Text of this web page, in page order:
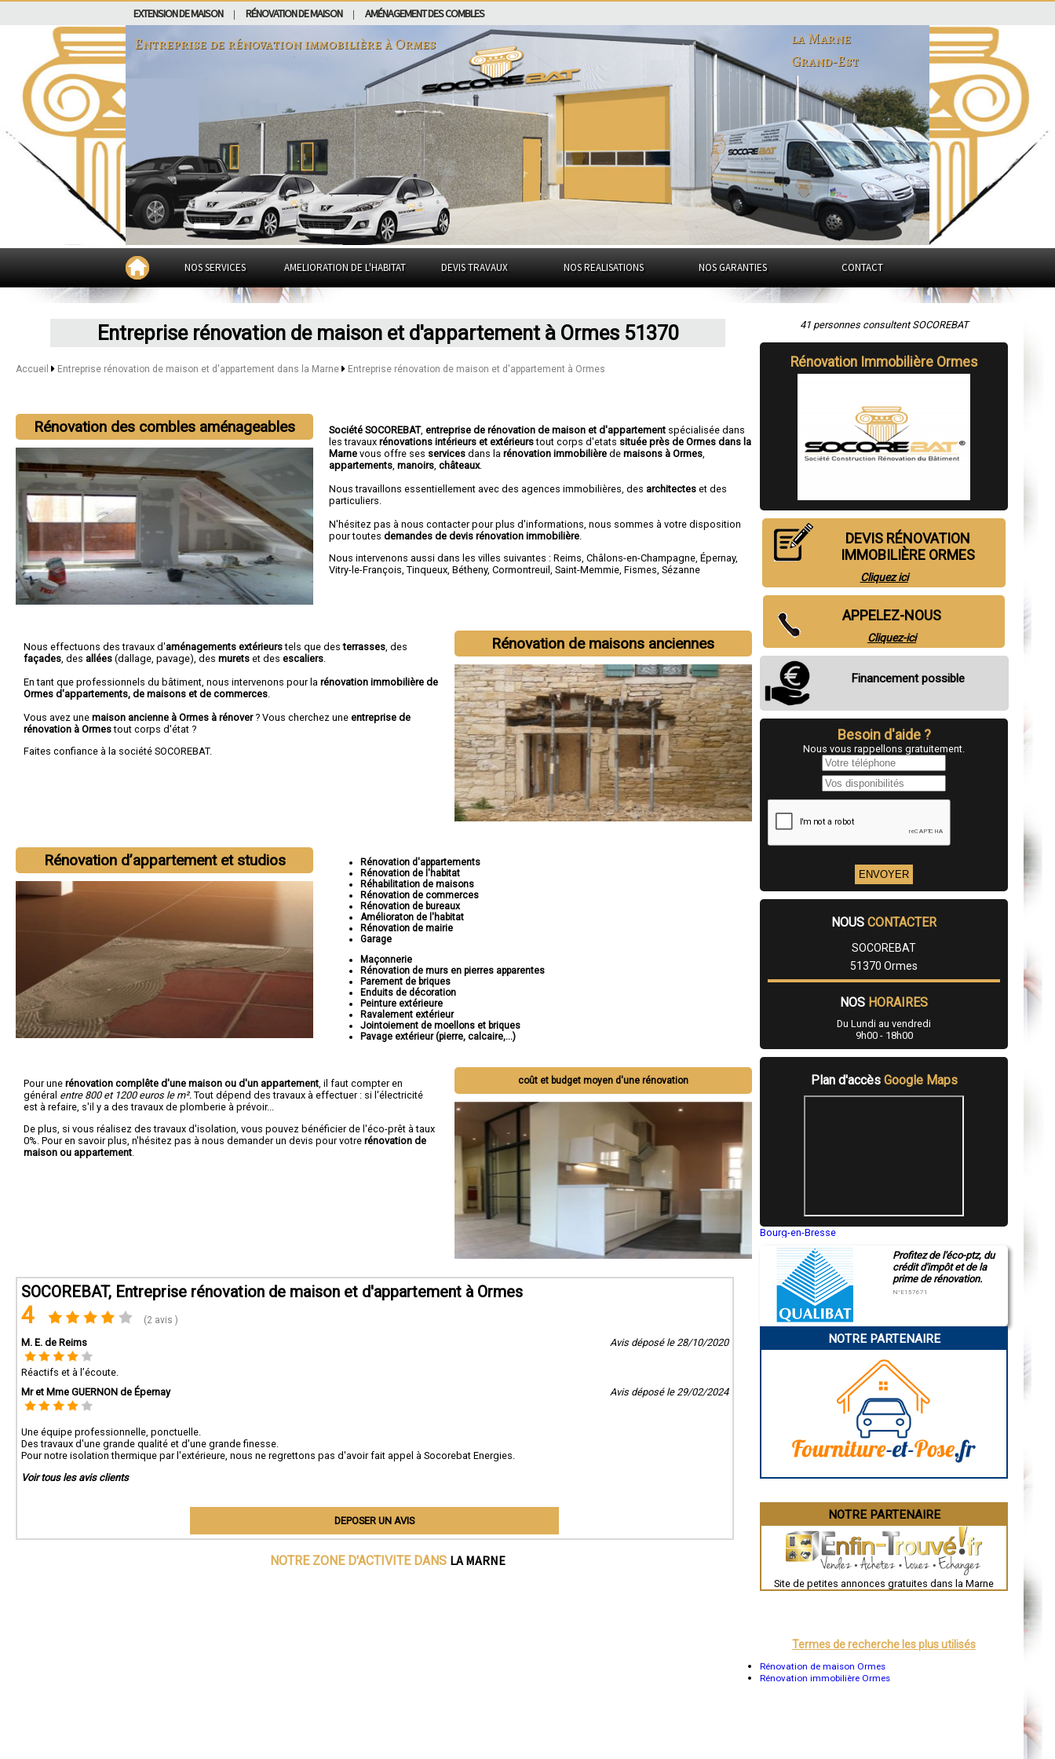
EXTENSION DE MAISON RÉNOVATION DE MAISON AMÉNAGEMENT DES COMBLES
Entreprise de rénovation immobilière àOrmes
la Marne
Grand-Est
NOS SERVICES AMELIORATION DE L'HABITAT DEVIS TRAVAUX NOS REALISATIONS NOS GARANTIES CONTACT
Entreprise rénovation de maison et d'appartement à Ormes 51370
Accueil Entreprise rénovation de maison et d'appartement dans la Marne Entreprise rénovation de maison et d'appartement à Ormes
Rénovation des combles aménageables Société SOCOREBAT,entreprise de rénovation de maison et d'appartement spécialisée dans
les travauxrénovations intérieurs et extérieurstout corps d'etats située près de Ormes dans la
Marnevous offre ses services dans larénovation immobilière demaisons à Ormes
appartements ,manoirs ,châteaux.
Nous travaillons essentiellement avec des agences immobilières, des architectes et des
particuliers.
N'hésitez pas à nous contacter pour plus d'informations, nous sommes à votre disposition
pour toutesdemandes de devis rénovation immobilière
Nous intervenons aussi dans les villes suivantes :Reims ,Châlons-en-Champagne ,Épernay,
Vitry-le-François ,Tinqueux ,Bétheny,Cormontreuil ,Saint-Memmie ,Fismes ,Sézanne
Rénovation de maisons anciennes
Nous effectuons des travaux d'aménagements extérieurstels que desterrasses , des
façades , des allées (dallage, pavage), des murets et des escaliers
En tant que professionnels du bâtiment, nous intervenons pour la rénovation immobilière de
Ormes d'appartements, de maisons et de commerces
Vous avez une maison ancienne à Ormes à rénover? Vous cherchez une entreprise de
rénovation à Ormestout corps d'état ?
Faites confiance à la société SOCOREBAT.
Rénovation d’appartement et studios
Rénovation d'appartements
Rénovation de l'habitat
Réhabilitation de maisons
Rénovation de commerces
Rénovation de bureaux
Amélioraton de l'habitat
Rénovation de mairie
Garage
Maçonnerie
Rénovation de murs en pierres apparentes
Parement de briques
Enduits de décoration
Peinture extérieure
Ravalement extérieur
Jointoiement de moellons et briques
Pavage extérieur (pierre, calcaire,...)
coût et budget moyen d'une rénovation
Pour une rénovation complête d'une maison ou d'un appartement , il faut compter en
général entre 800 et 1200 euros le m². Tout dépend des travaux à effectuer : si l'électricité
est à refaire, s'il y a des travaux de plomberie à prévoir...
De plus, si vous réalisez des travaux d'isolation, vous pouvez bénéficier de l'éco-prêt à taux
0%. Pour en savoir plus, n'hésitez pas à nous demander un devis pour votre rénovation de
maison ou appartement
SOCOREBAT, Entreprise rénovation de maison et d'appartement à Ormes
4 (2 avis )
M. E. de Reims Avis déposé le 28/10/2020
Réactifs et à l’écoute.
Mr et Mme GUERNON de Épernay
Avis déposé le 29/02/2024
Une équipe professionnelle, ponctuelle.
Des travaux d'une grande qualité et d'une grande finesse.
Pour notre isolation thermique par l'extérieure, nous ne regrettons pas d'avoir fait appel à Socorebat Energies.
Voir tous les avis clients
DEPOSER UN AVIS
NOTRE ZONE D'ACTIVITE DANS LA MARNE
41 personnes consultent SOCOREBAT
Rénovation Immobilière Ormes
DEVIS RÉNOVATION
IMMOBILIÈRE ORMES
Cliquez ici
APPELEZ-NOUS
Cliquez-ici
Financement possible
Besoin d'aide ?
Nous vous rappellons gratuitement.
NOUS CONTACTER
SOCOREBAT
51370 Ormes
NOS HORAIRES
Du Lundi au vendredi
9h00 - 18h00
Plan d'accès Google Maps
Bourg-en-Bresse
Montluçon
Manosque
Gap
Charleville-Mézières
Pamiers
Narbonne
Brive-la-Gaillarde
Guéret
Besançon
Évreux
Chartres
Nîmes
Auch
Dole
Mont-de-Marsan
Profitez de l'éco-ptz, du
crédit d'impôt et de la
prime de rénovation.
N°E157671
NOTRE PARTENAIRE
NOTRE PARTENAIRE
Site de petites annonces gratuites dans la Marne
Termes de recherche les plus utilisés
Rénovation de maison Ormes
Rénovation immobilière Ormes